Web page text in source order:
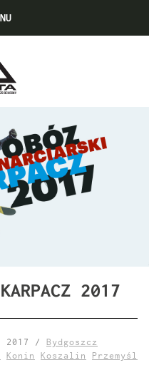
2017
2017 / Bydgoszcz
Konin Koszalin
Przemyśl